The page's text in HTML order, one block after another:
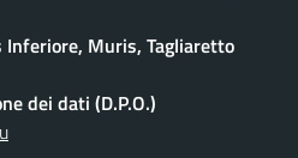
Inferiore, Muris, Tagliaretto
dei dati (D.P.O.)